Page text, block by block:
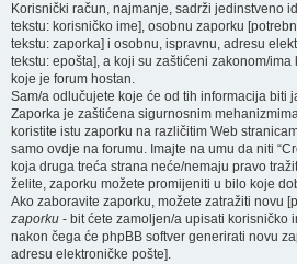
Korisnički račun, najmanje, sadrži jedinstveno
tekstu: korisničko ime], osobnu zaporku
tekstu: zaporka] i osobnu, ispravnu, adresu
tekstu: epošta], a koji su zaštićeni zakonom/
koje je forum hostan.
Sam/a odlučujete koje će od tih informacija biti
Zaporka je zaštićena sigurnosnim
koristite istu zaporku na različitim Web
samo ovdje na forumu. Imajte na umu da niti
koja druga treća strana neće/nemaju pravo
želite, zaporku možete promijeniti u bilo koje
Ako zaboravite zaporku, možete zatražiti novu
zaporku - bit ćete zamoljen/a upisati korisničko
nakon čega će phpBB softver generirati novu
adresu elektroničke pošte].